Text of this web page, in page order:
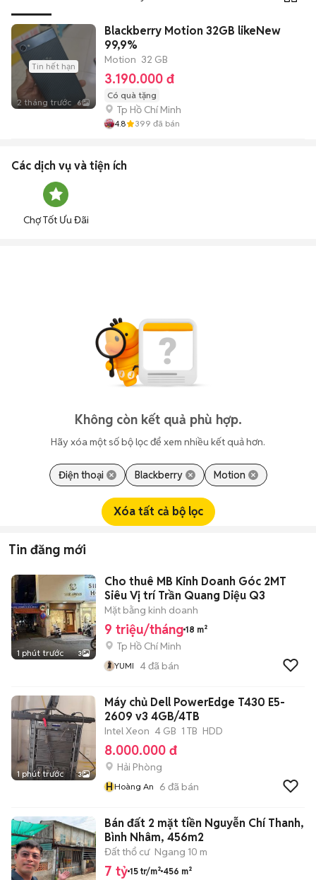
Tin hết hạn
2 tháng trước 6
Blackberry Motion 32GB likeNew
99,9%
Motion 32 GB
3.190.000 đ
Có quà tặng
Tp Hồ Chí Minh
4.8 399 đã bán
Các dịch vụ và tiện ích
Chợ Tốt Ưu Đãi
Không còn kết quả phù hợp.
Hãy xóa một số bộ lọc để xem nhiều kết quả hơn.
Điện thoại Blackberry Motion
Xóa tất cả bộ lọc
Tin đăng mới
1 phút trước 3
Cho thuê MB Kinh Doanh Góc 2MT
Siêu Vị trí Trần Quang Diệu Q3
Mặt bằng kinh doanh
9 triệu/tháng 18 m²
Tp Hồ Chí Minh
YUMI 4đã bán
1 phút trước 3
Máy chủ Dell PowerEdge T430 E5-
2609 v3 4GB/4TB
Intel Xeon 4 GB 1 TB HDD
8.000.000 đ
Hải Phòng
HHoàng An 6 đã bán
Bán đất 2 mặt tiền Nguyễn Chí Thanh,
Bình Nhâm, 456m2
Đất thổ cư Ngang 10 m
7 tỷ 15 tr/m² 456 m²